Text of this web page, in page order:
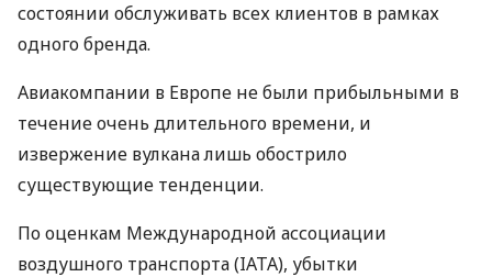
состоянии обслуживать всех клиентов в рамках
одного бренда.
Авиакомпании в Европе не были прибыльными в
течение очень длительного времени, и
извержение вулкана лишь обострило
существующие тенденции.
По оценкам Международной ассоциации
воздушного транспорта (IATA), убытки